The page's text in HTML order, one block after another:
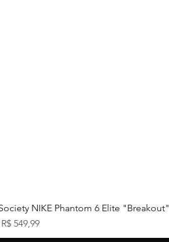
NIKE Phantom 6 Elite "Breakout"
Preço promocional
R$ 549,99